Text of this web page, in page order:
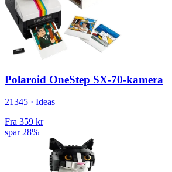
Polaroid OneStep SX-70-kamera
21345 · Ideas
Fra 359 kr
spar 28%